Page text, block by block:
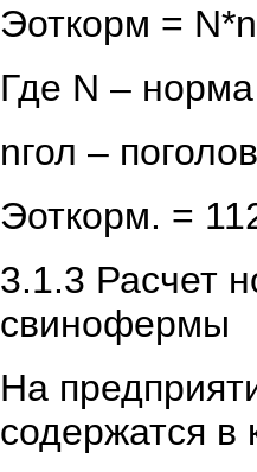
Эоткорм =
Где N –
nгол –
Эоткорм. =
3.1.3 Расчет
свинофермы
На
содержатся в